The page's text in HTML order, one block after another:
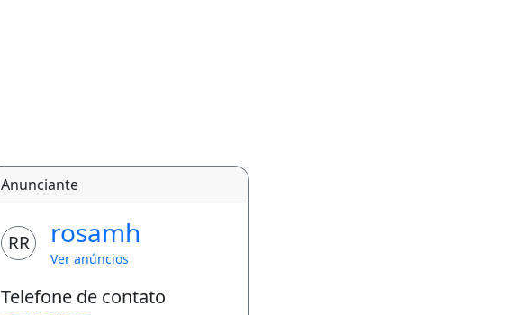
Anunciante
RR rosamh
Ver anúncios
Telefone de contato